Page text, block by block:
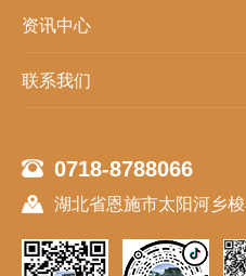
资讯中心
联系我们
0718-8788066
湖北省恩施市太阳河乡